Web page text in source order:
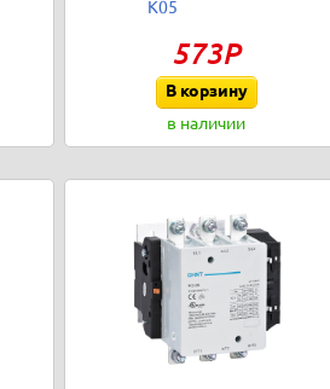
K05
573Р
В корзину
в наличии